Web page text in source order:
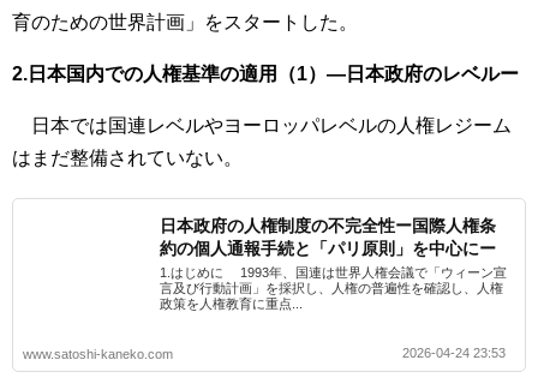
育のための世界計画」をスタートした。
2.日本国内での人権基準の適用（1）—日本政府のレベルー
日本では国連レベルやヨーロッパレベルの人権レジーム
はまだ整備されていない。
日本政府の人権制度の不完全性ー国際人権条
約の個人通報手続と「パリ原則」を中心にー
1.はじめに 1993年、国連は世界人権会議で「ウィーン宣
言及び行動計画」を採択し、人権の普遍性を確認し、人権
政策を人権教育に重点...
www.satoshi-kaneko.com 2026-04-24 23:53